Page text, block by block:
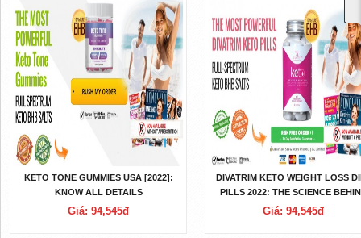
KETO TONE GUMMIES USA [2022]:
KNOW ALL DETAILS
Giá: 94,545đ
DIVATRIM KETO WEIGHT LOSS
PILLS 2022: THE SCIENCE
KETOSIS
Giá: 94,545đ